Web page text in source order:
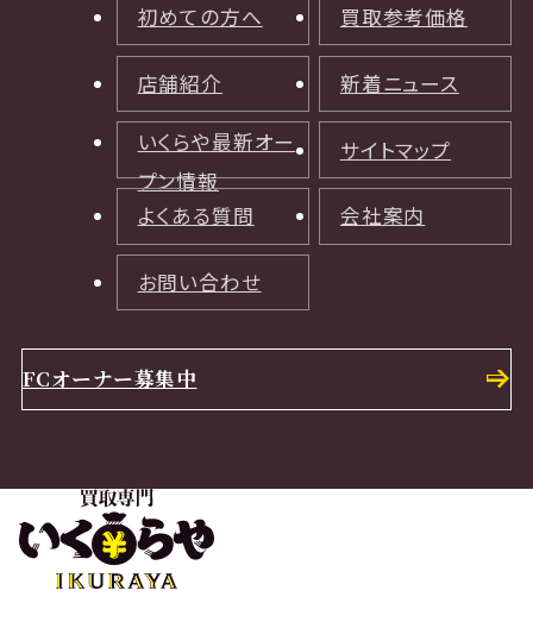
初めての方へ 買取参考価格
店舗紹介 新着ニュース
いくらや最新オー
プン情報
サイトマップ
よくある質問 会社案内
お問い合わせ
FCオーナー募集中